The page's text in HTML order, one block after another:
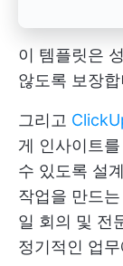
이 템플릿은
않도록 보장
그리고
게 인사이트
수 있도록 설
작업을 만드
일 회의 및 전
정기적인 업